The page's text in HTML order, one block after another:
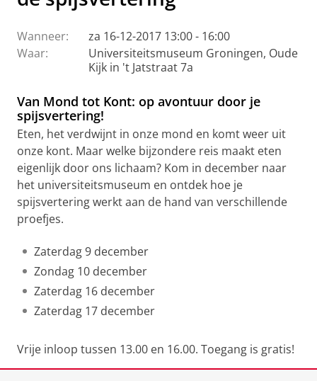
Wanneer:
za 16-12-2017 13:00 - 16:00
Waar:
Universiteitsmuseum Groningen, Oude
Kijk in 't Jatstraat 7a
Van Mond tot Kont: op avontuur door je
spijsvertering!
Eten, het verdwijnt in onze mond en komt weer uit
onze kont. Maar welke bijzondere reis maakt eten
eigenlijk door ons lichaam? Kom in december naar
het universiteitsmuseum en ontdek hoe je
spijsvertering werkt aan de hand van verschillende
proefjes.
Zaterdag 9 december
Zondag 10 december
Zaterdag 16 december
Zaterdag 17 december
Vrije inloop tussen 13.00 en 16.00. Toegang is gratis!